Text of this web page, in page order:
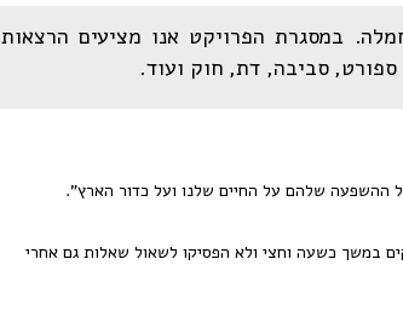
במסגרת הפרויקט אנו מציעים הרצאות
ספורט, סביבה, דת, חוק ועוד.
ההשפעה שלהם על החיים שלנו ועל כדור הארץ".
קשובים ושלא יהיו מרוכזים אבל להפתעתי כל ה50 תלמידים היו מרותקים במשך כשעה וחצי ולא הפסיקו לשאול שאלות גם אחרי